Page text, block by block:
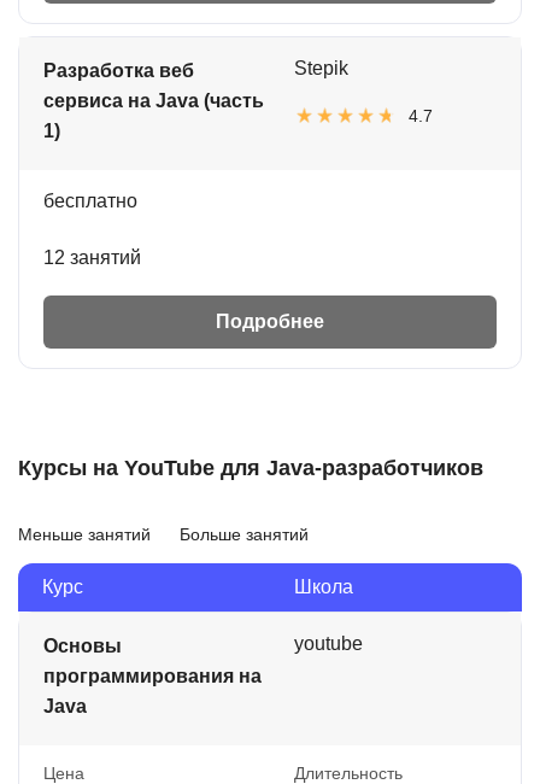
Разработка веб
сервиса на Java (часть
1)
Stepik
4.7
бесплатно
12 занятий
Подробнее
Курсы на YouTube для Java-разработчиков
Меньше занятий Больше занятий
Курс Школа
Основы
программирования на
Java
youtube
Цена Длительность